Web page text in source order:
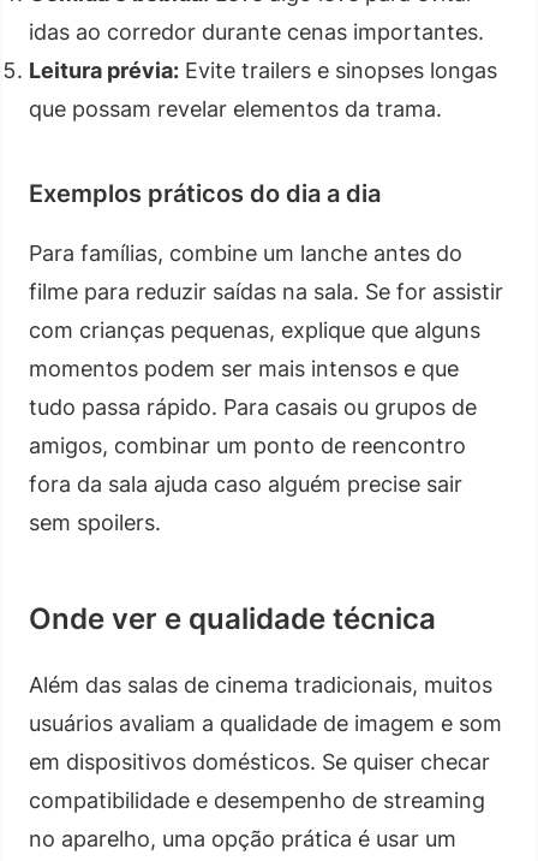
idas ao corredor durante cenas importantes.
Leitura prévia: Evite trailers e sinopses longas
que possam revelar elementos da trama.
Exemplos práticos do dia a dia
Para famílias, combine um lanche antes do
filme para reduzir saídas na sala. Se for assistir
com crianças pequenas, explique que alguns
momentos podem ser mais intensos e que
tudo passa rápido. Para casais ou grupos de
amigos, combinar um ponto de reencontro
fora da sala ajuda caso alguém precise sair
sem spoilers.
Onde ver e qualidade técnica
Além das salas de cinema tradicionais, muitos
usuários avaliam a qualidade de imagem e som
em dispositivos domésticos. Se quiser checar
compatibilidade e desempenho de streaming
no aparelho, uma opção prática é usar um